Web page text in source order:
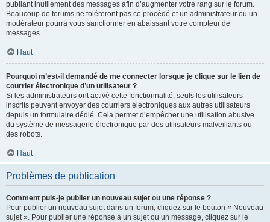
publiant inutilement des messages afin d’augmenter votre rang sur le forum.
Beaucoup de forums ne toléreront pas ce procédé et un administrateur ou un
modérateur pourra vous sanctionner en abaissant votre compteur de
messages.
Haut
Pourquoi m’est-il demandé de me connecter lorsque je clique sur le lien de
courrier électronique d’un utilisateur ?
Si les administrateurs ont activé cette fonctionnalité, seuls les utilisateurs
inscrits peuvent envoyer des courriers électroniques aux autres utilisateurs
depuis un formulaire dédié. Cela permet d’empêcher une utilisation abusive
du système de messagerie électronique par des utilisateurs malveillants ou
des robots.
Haut
Problèmes de publication
Comment puis-je publier un nouveau sujet ou une réponse ?
Pour publier un nouveau sujet dans un forum, cliquez sur le bouton « Nouveau
sujet ». Pour publier une réponse à un sujet ou un message, cliquez sur le